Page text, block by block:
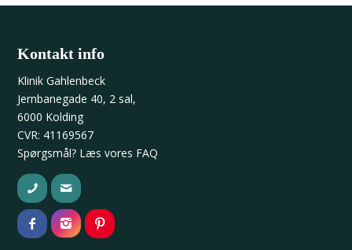
Kontakt info
Klinik Gahlenbeck
Jernbanegade 40, 2 sal,
6000 Kolding
CVR: 41169567
Spørgsmål? Læs vores FAQ